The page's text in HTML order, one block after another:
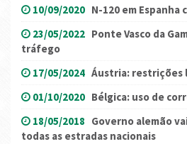
10/09/2020 N-120 em
23/05/2022 Ponte Vasco da
tráfego
17/05/2024 Áustria: restrições
01/10/2020 Bélgica: uso de
18/05/2018 Governo alemão
todas as estradas nacionais